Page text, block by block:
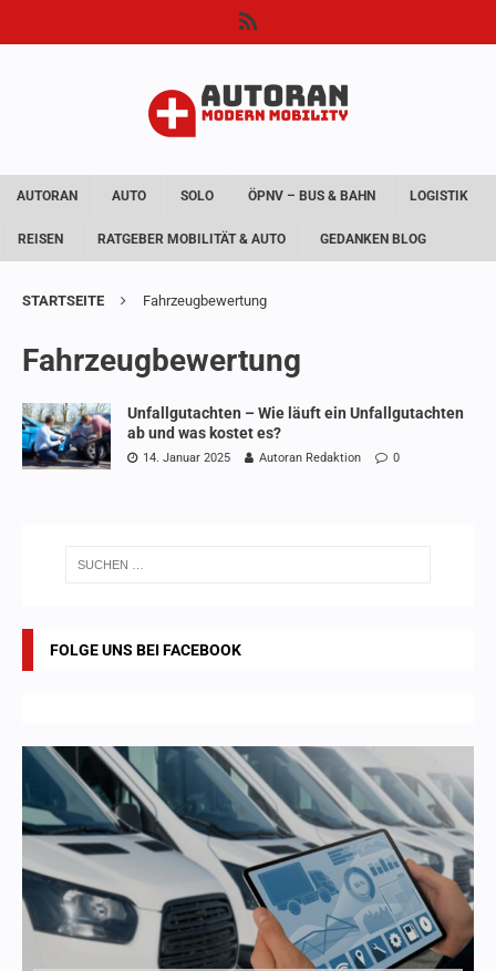
AUTORAN AUTO SOLO ÖPNV – BUS & BAHN LOGISTIK
REISEN RATGEBER MOBILITÄT & AUTO GEDANKEN BLOG
STARTSEITE Fahrzeugbewertung
Fahrzeugbewertung
Unfallgutachten – Wie läuft ein Unfallgutachten
ab und was kostet es?
14. Januar 2025 Autoran Redaktion 0
FOLGE UNS BEI FACEBOOK